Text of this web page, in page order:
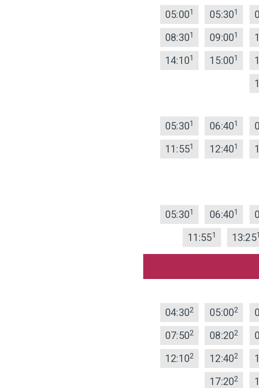
05:001 05:301
08:301 09:001
14:101 15:001
05:301 06:401
11:551 12:401
05:301 06:401
11:551 13:251
04:302 05:002
07:502 08:202
12:102 12:402
17:202